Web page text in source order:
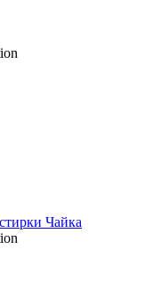
Чайка